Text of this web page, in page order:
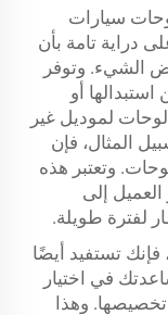
سيارات
دراية تامة بأن
الشيء. وتوفر
أو
لموديل غير
المثال، فإن
وتعتبر هذه
إلى
لفترة طويلة.
تستفيد أيضًا
في اختيار
تخصيصها. وهذا